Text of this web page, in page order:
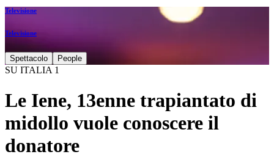
Televisione
Televisione
Spettacolo People
SU ITALIA 1
Le Iene, 13enne trapiantato di
midollo vuole conoscere il
donatore